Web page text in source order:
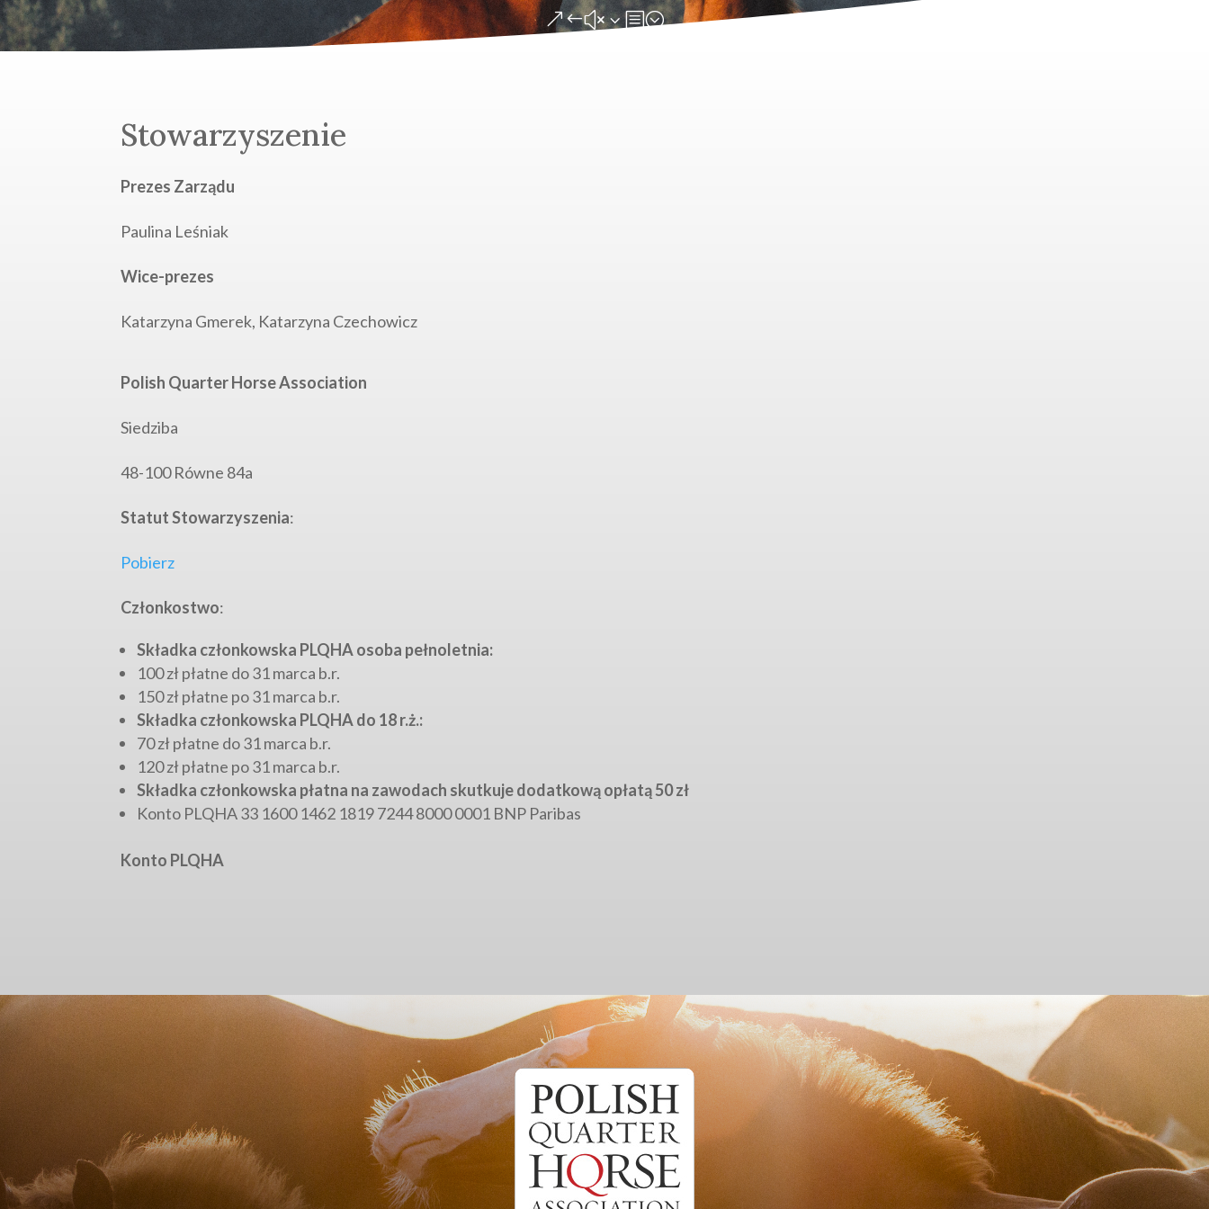
&#x3b;
Stowarzyszenie
Prezes Zarządu
Paulina Leśniak
Wice-prezes
Katarzyna Gmerek, Katarzyna Czechowicz
Polish Quarter Horse Association
Siedziba
48-100 Równe 84a
Statut Stowarzyszenia:
Pobierz
Członkostwo:
Składka członkowska PLQHA osoba pełnoletnia:
100 zł płatne do 31 marca b.r.
150 zł płatne po 31 marca b.r.
Składka członkowska PLQHA do 18 r.ż.:
70 zł płatne do 31 marca b.r.
120 zł płatne po 31 marca b.r.
Składka członkowska płatna na zawodach skutkuje dodatkową opłatą 50 zł
Konto PLQHA 33 1600 1462 1819 7244 8000 0001 BNP Paribas
Konto PLQHA